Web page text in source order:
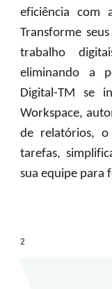
eficiência com
Transforme
trabalho
eliminando a
Digital-TM se
Workspace,
de relatórios,
tarefas,
sua equipe para
2